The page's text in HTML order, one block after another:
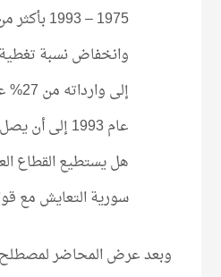
1975 –
وانخفاض نسبة
عام 1993 إلى
هل يستطيع القطاع
سورية التعايش مع
وبعد عرض المحاضر لمصطلح